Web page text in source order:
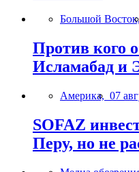
Большой
Против кого
Исламабад и
Америка, 07
SOFAZ
Перу, но не